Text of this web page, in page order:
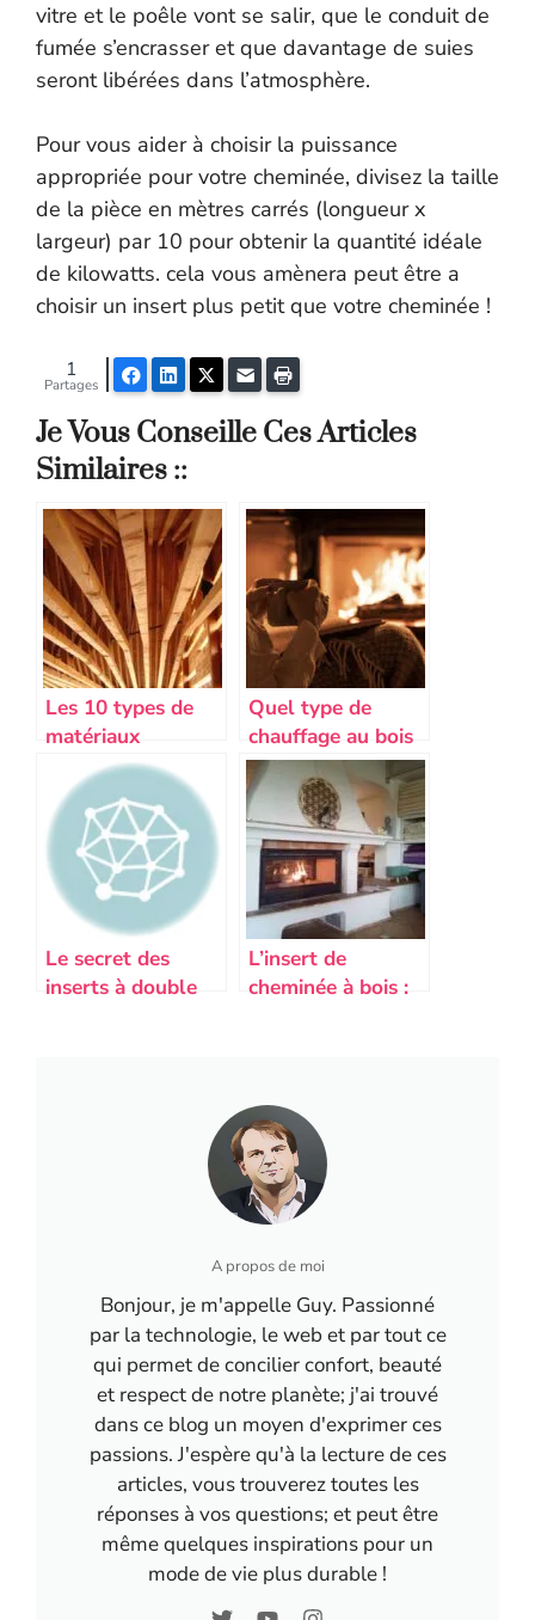
vitre et le poêle vont se salir, que le conduit de
fumée s’encrasser et que davantage de suies
seront libérées dans l’atmosphère.
Pour vous aider à choisir la puissance
appropriée pour votre cheminée, divisez la taille
de la pièce en mètres carrés (longueur x
largeur) par 10 pour obtenir la quantité idéale
de kilowatts. cela vous amènera peut être a
choisir un insert plus petit que votre cheminée !
FacebookLinkedInTwitterE-mail
Partages
1
Je Vous Conseille Ces Articles
Similaires ::
Les 10 types de
matériaux
écologiques pour
une construction
durable
Quel type de
chauffage au bois
choisir ? 47 types
de chauffage au
bois décortiqués !
Le secret des
inserts à double
L’insert de
cheminée à bois :
responsable
A propos de moi
Bonjour, je m'appelle Guy. Passionné
par la technologie, le web et par tout ce
qui permet de concilier confort, beauté
et respect de notre planète; j'ai trouvé
dans ce blog un moyen d'exprimer ces
passions. J'espère qu'à la lecture de ces
articles, vous trouverez toutes les
réponses à vos questions; et peut être
même quelques inspirations pour un
mode de vie plus durable !